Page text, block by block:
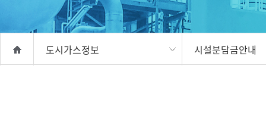
도시가스정보 시설분담금안내